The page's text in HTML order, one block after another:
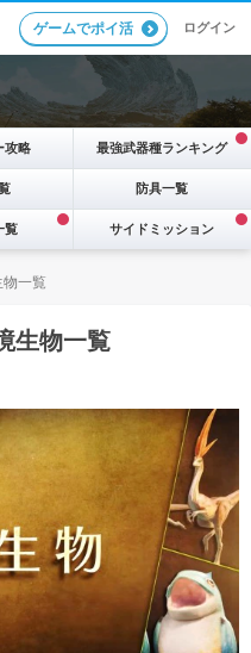
ゲームでポイ活 ログイン
攻略 最強武器種ランキング
防具一覧
覧 サイドミッション
一覧
生物一覧